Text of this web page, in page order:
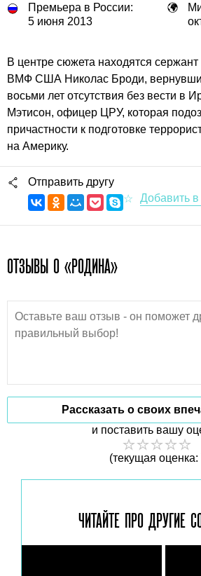
Премьера в России:
5 июня 2013
В центре сюжета находятся
ВМФ США Николас Броди,
восьми лет отсутствия без вести в
Мэтисон, офицер ЦРУ, которая
причастности к подготовке
на Америку.
Отправить другу
ОТЗЫВЫ О «РОДИНА»
Рассказать о своих
и поставить вашу
(текущая оценка:
ЧИТАЙТЕ ПРО ДРУГИЕ